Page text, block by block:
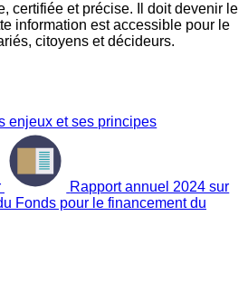
certifiée et précise. Il doit devenir le
information est accessible pour le
citoyens et décideurs.
enjeux et ses principes
Rapport annuel 2024 sur
Fonds pour le financement du